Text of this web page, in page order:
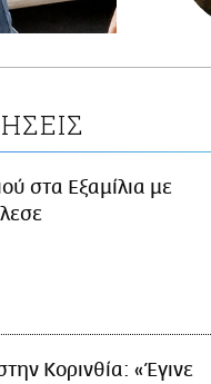
στα Εξαμίλια με
Κορινθία: «Έγινε